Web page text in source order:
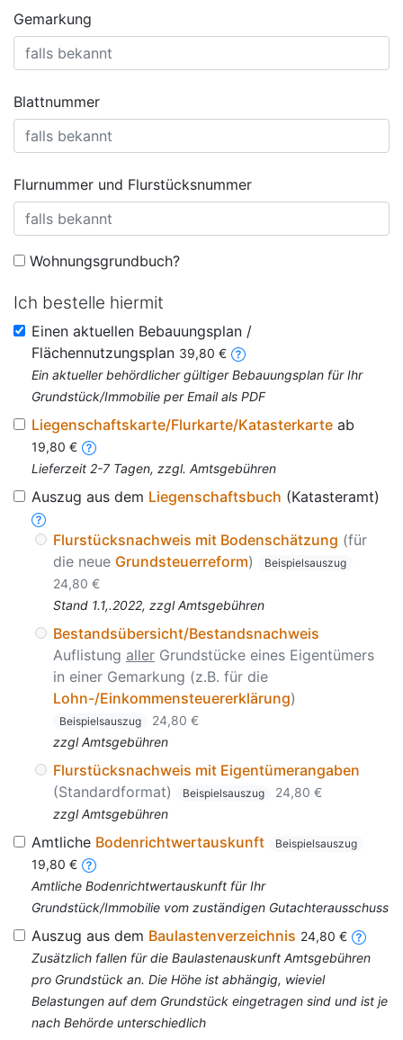
Gemarkung
Blattnummer
Flurnummer und Flurstücksnummer
Wohnungsgrundbuch?
Ich bestelle hiermit
Einen aktuellen Bebauungsplan /
Flächennutzungsplan 39,80 €
Ein aktueller behördlicher gültiger Bebauungsplan für Ihr
Grundstück/Immobilie per Email als PDF
Liegenschaftskarte/Flurkarte/Katasterkarte ab
19,80 €
Lieferzeit 2-7 Tagen, zzgl. Amtsgebühren
Auszug aus dem Liegenschaftsbuch (Katasteramt)
Flurstücksnachweis mit Bodenschätzung (für
die neue Grundsteuerreform) Beispielsauszug
24,80 €
Stand 1.1,.2022, zzgl Amtsgebühren
Bestandsübersicht/Bestandsnachweis
Auflistung aller Grundstücke eines Eigentümers
in einer Gemarkung (z.B. für die
Lohn-/Einkommensteuererklärung)
Beispielsauszug
24,80 €
zzgl Amtsgebühren
Flurstücksnachweis mit Eigentümerangaben
(Standardformat)
Beispielsauszug
24,80 €
zzgl Amtsgebühren
Amtliche Bodenrichtwertauskunft Beispielsauszug
19,80 €
Amtliche Bodenrichtwertauskunft für Ihr
Grundstück/Immobilie vom zuständigen Gutachterausschuss
Auszug aus dem Baulastenverzeichnis 24,80 €
Zusätzlich fallen für die Baulastenauskunft Amtsgebühren
pro Grundstück an. Die Höhe ist abhängig, wieviel
Belastungen auf dem Grundstück eingetragen sind und ist je
nach Behörde unterschiedlich